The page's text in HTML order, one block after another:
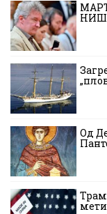
Од
мети